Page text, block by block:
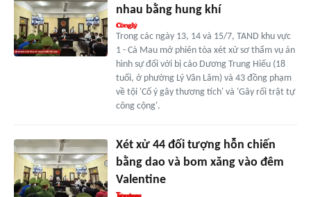
nhau bằng hung khí
Trong các ngày 13, 14 và 15/7, TAND khu vực
1 - Cà Mau mở phiên tòa xét xử sơ thẩm vụ án
hình sự đối với bị cáo Dương Trung Hiếu (18
tuổi, ở phường Lý Văn Lâm) và 43 đồng phạm
về tội 'Cố ý gây thương tích' và 'Gây rối trật tự
công cộng'.
Xét xử 44 đối tượng hỗn chiến
bằng dao và bom xăng vào đêm
Valentine